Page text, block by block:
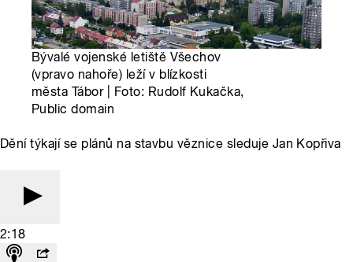
Bývalé vojenské letiště Všechov
(vpravo nahoře) leží v blízkosti
města Tábor | Foto: Rudolf Kukačka,
Public domain
Dění týkají se plánů na stavbu věznice sleduje Jan Kopřiva
2:18